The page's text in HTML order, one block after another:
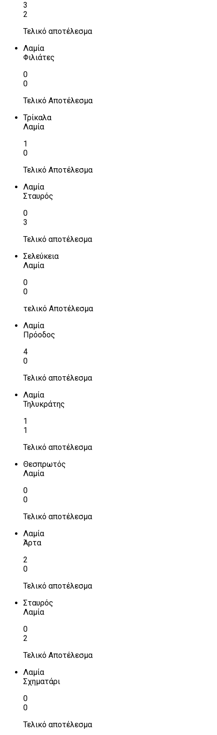
3
2
Τελικό αποτέλεσμα
Λαμία
Φιλιάτες
0
0
Τελικό Αποτέλεσμα
Τρίκαλα
Λαμία
1
0
Τελικό Αποτέλεσμα
Λαμία
Σταυρός
0
3
Τελικό αποτέλεσμα
Σελεύκεια
Λαμία
0
0
τελικό Αποτέλεσμα
Λαμία
Πρόοδος
4
0
Τελικό αποτέλεσμα
Λαμία
Τηλυκράτης
1
1
Τελικό αποτέλεσμα
Θεσπρωτός
Λαμία
0
0
Τελικό αποτέλεσμα
Λαμία
Άρτα
2
0
Τελικό αποτέλεσμα
Σταυρός
Λαμία
0
2
Τελικό Αποτέλεσμα
Λαμία
Σχηματάρι
0
0
Τελικό αποτέλεσμα